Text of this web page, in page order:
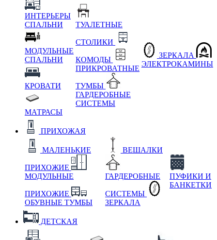
ИНТЕРЬЕРЫ
СПАЛЬНИ
МОДУЛЬНЫЕ
СПАЛЬНИ
КРОВАТИ
МАТРАСЫ
ТУАЛЕТНЫЕ
СТОЛИКИ
КОМОДЫ
ПРИКРОВАТНЫЕ
ТУМБЫ
ГАРДЕРОБНЫЕ
СИСТЕМЫ
ЗЕРКАЛА
ЭЛЕКТРОКАМИНЫ
ПРИХОЖАЯ
МАЛЕНЬКИЕ
ПРИХОЖИЕ
МОДУЛЬНЫЕ
ПРИХОЖИЕ
ОБУВНЫЕ ТУМБЫ
ВЕШАЛКИ
ГАРДЕРОБНЫЕ
СИСТЕМЫ
ЗЕРКАЛА
ПУФИКИ И
БАНКЕТКИ
ДЕТСКАЯ